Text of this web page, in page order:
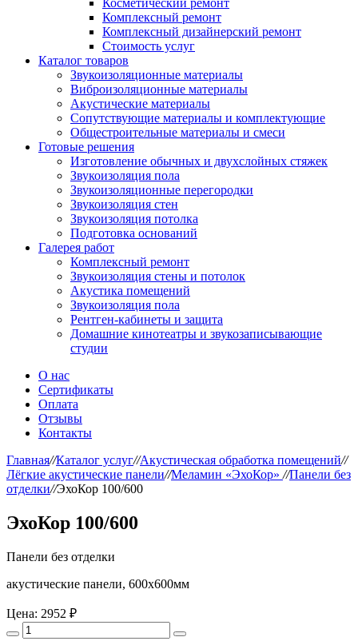
Косметический ремонт
Комплексный ремонт
Комплексный дизайнерский ремонт
Стоимость услуг
Каталог товаров
Звукоизоляционные материалы
Виброизоляционные материалы
Акустические материалы
Сопутствующие материалы и комплектующие
Общестроительные материалы и смеси
Готовые решения
Изготовление обычных и двухслойных стяжек
Звукоизоляция пола
Звукоизоляционные перегородки
Звукоизоляция стен
Звукоизоляция потолка
Подготовка оснований
Галерея работ
Комплексный ремонт
Звукоизоляция стены и потолок
Акустика помещений
Звукоизоляция пола
Рентген-кабинеты и защита
Домашние кинотеатры и звукозаписывающие
студии
О нас
Сертификаты
Оплата
Отзывы
Контакты
Главная//Каталог услуг//Акустическая обработка помещений//
Лёгкие акустические панели//Меламин «ЭхоКор» //Панели без
отделки//ЭхоКор 100/600
ЭхоКор 100/600
Панели без отделки
акустические панели, 600х600мм
Цена: 2952 ₽